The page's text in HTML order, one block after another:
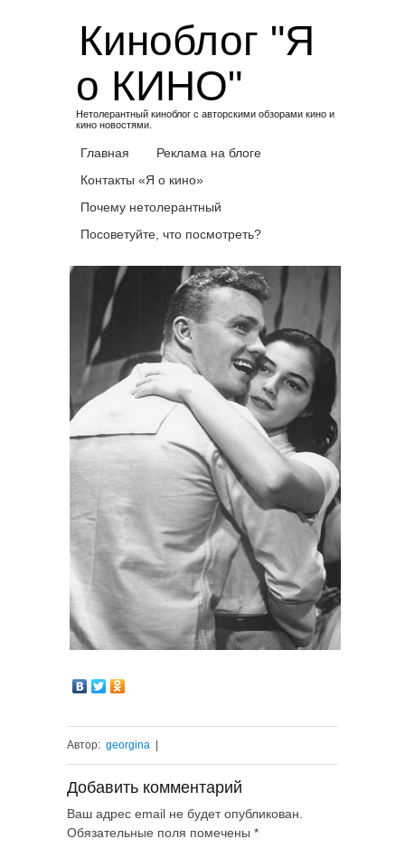
Киноблог "Я
о КИНО"
Нетолерантный киноблог с авторскими обзорами кино и
кино новостями.
Главная
Реклама на блоге
Контакты «Я о кино»
Почему нетолерантный
Посоветуйте, что посмотреть?
Автор: georgina
Добавить комментарий
Ваш адрес email не будет опубликован.
Обязательные поля помечены *